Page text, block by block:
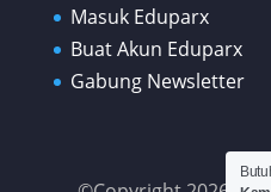
Masuk Eduparx
Buat Akun Eduparx
Gabung Newsletter